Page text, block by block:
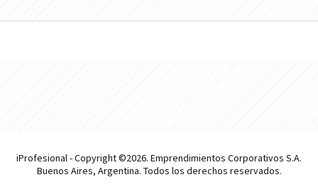
iProfesional - Copyright ©2026. Emprendimientos Corporativos S.A.
Buenos Aires, Argentina. Todos los derechos reservados.